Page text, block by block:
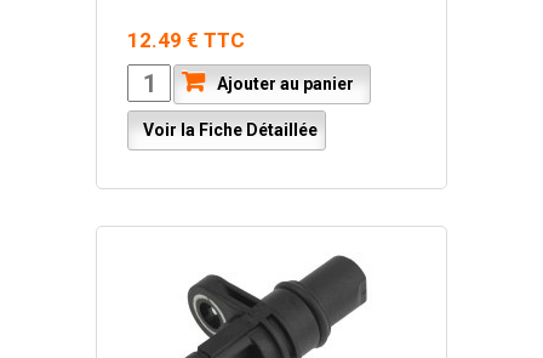
12.49 € TTC
Ajouter au panier
Voir la Fiche Détaillée